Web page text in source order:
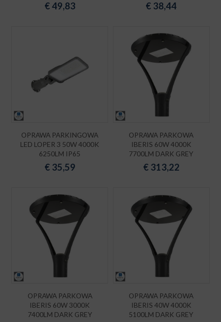
€49,83 € 38,44
OPRAWA PARKINGOWA
LED LOPER 3 50W 4000K
6250LM IP65
€ 35,59
OPRAWA PARKOWA
IBERIS 60W 4000K
7700LM DARK GREY
€ 313,22
OPRAWA PARKOWA
IBERIS 60W 3000K
7400LM DARK GREY
OPRAWA PARKOWA
IBERIS 40W 4000K
5100LM DARK GREY